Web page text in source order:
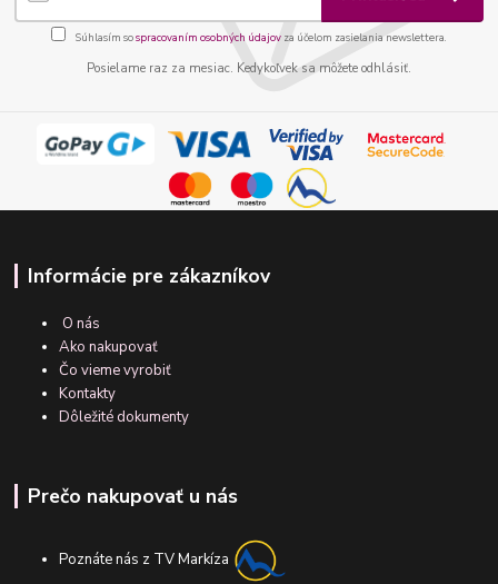
Súhlasím sospracovaním osobných údajov za účelom zasielania newslettera.
Posielame raz za mesiac. Kedykoľvek sa môžete odhlásiť.
Informácie pre zákazníkov
O nás
Ako nakupovať
Čo vieme vyrobiť
Kontakty
Dôležité dokumenty
Prečo nakupovať u nás
Poznáte nás z TV Markíza